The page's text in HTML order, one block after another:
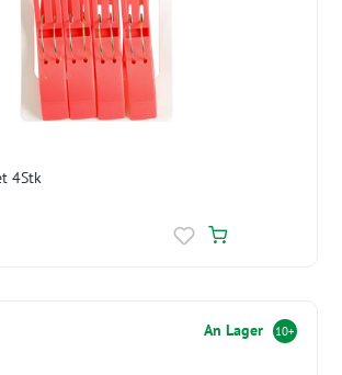
4Stk
An Lager 10+